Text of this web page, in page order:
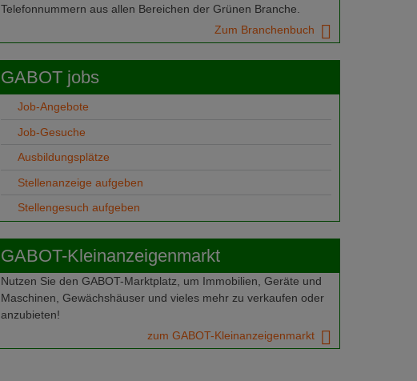
Telefonnummern aus allen Bereichen der Grünen Branche.
Zum Branchenbuch
GABOT jobs
Job-Angebote
Job-Gesuche
Ausbildungsplätze
Stellenanzeige aufgeben
Stellengesuch aufgeben
GABOT-Kleinanzeigenmarkt
Nutzen Sie den GABOT-Marktplatz, um Immobilien, Geräte und
Maschinen, Gewächshäuser und vieles mehr zu verkaufen oder
anzubieten!
zum GABOT-Kleinanzeigenmarkt